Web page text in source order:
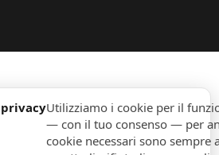
Utilizziamo i cookie per il
— con il tuo consenso — per
cookie necessari sono
expand_more
expand_more